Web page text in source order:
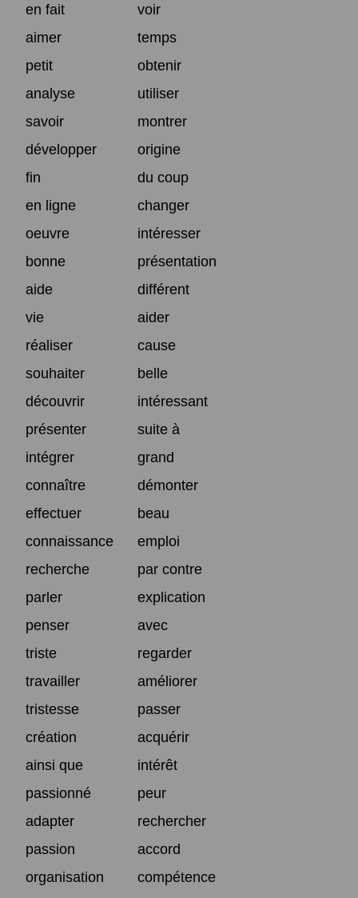
en fait
voir
aimer
temps
petit
obtenir
analyse
utiliser
savoir
montrer
développer
origine
fin
du coup
en ligne
changer
oeuvre
intéresser
bonne
présentation
aide
différent
vie
aider
réaliser
cause
souhaiter
belle
découvrir
intéressant
présenter
suite à
intégrer
grand
connaître
démonter
effectuer
beau
connaissance
emploi
recherche
par contre
parler
explication
penser
avec
triste
regarder
travailler
améliorer
tristesse
passer
création
acquérir
ainsi que
intérêt
passionné
peur
adapter
rechercher
passion
accord
organisation
compétence